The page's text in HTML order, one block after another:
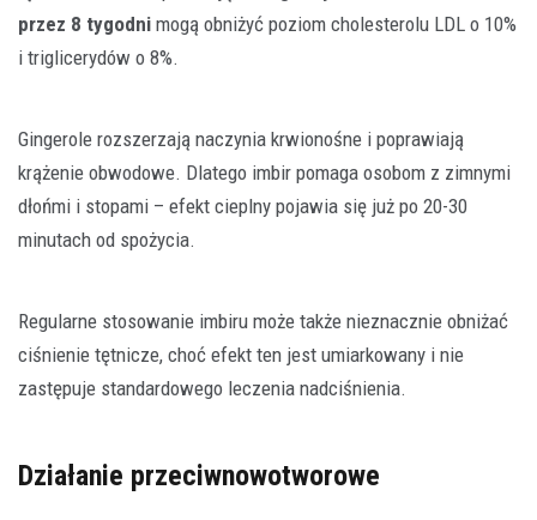
przez 8 tygodni mogą obniżyć poziom cholesterolu LDL o 10%
i triglicerydów o 8%.
Gingerole rozszerzają naczynia krwionośne i poprawiają
krążenie obwodowe. Dlatego imbir pomaga osobom z zimnymi
dłońmi i stopami – efekt cieplny pojawia się już po 20-30
minutach od spożycia.
Regularne stosowanie imbiru może także nieznacznie obniżać
ciśnienie tętnicze, choć efekt ten jest umiarkowany i nie
zastępuje standardowego leczenia nadciśnienia.
Działanie przeciwnowotworowe